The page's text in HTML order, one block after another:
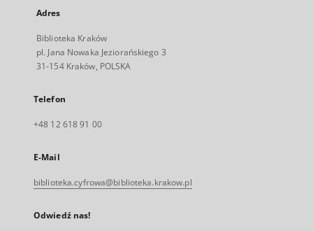
Adres
Biblioteka Kraków
pl. Jana Nowaka Jeziorańskiego 3
31-154 Kraków, POLSKA
Telefon
+48 12 618 91 00
E-Mail
biblioteka.cyfrowa@biblioteka.krakow.pl
Odwiedź nas!